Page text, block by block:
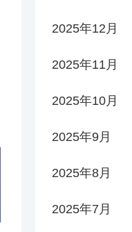
2025年12月
2025年11月
2025年10月
2025年9月
2025年8月
2025年7月